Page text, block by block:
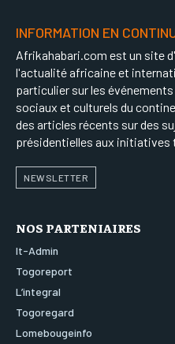
INFORMATION EN
Afrikahabari.com est un site
l'actualité africaine et
particulier sur les
sociaux et culturels du
des articles récents sur des
présidentielles aux initiatives
NEWSLETTER
NOS PARTENIAIRES
It-Admin
Togoreport
L’integral
Togoregard
Lomebougeinfo